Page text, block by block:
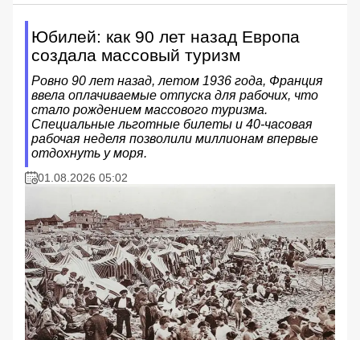
Юбилей: как 90 лет назад Европа
создала массовый туризм
Ровно 90 лет назад, летом 1936 года, Франция
ввела оплачиваемые отпуска для рабочих, что
стало рождением массового туризма.
Специальные льготные билеты и 40-часовая
рабочая неделя позволили миллионам впервые
отдохнуть у моря.
01.08.2026 05:02